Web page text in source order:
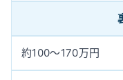
約100〜170万円